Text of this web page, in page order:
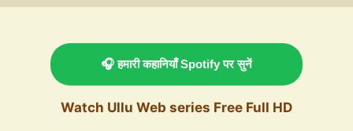
🎧 हमारी कहानियाँ Spotify पर सुनें
Watch Ullu Web series Free Full HD